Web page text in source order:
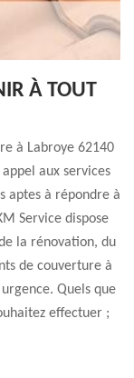
À TOUT
à Labroye 62140
appel aux services
aptes à répondre à
Service dispose
la rénovation, du
de couverture à
Quels que
effectuer ;